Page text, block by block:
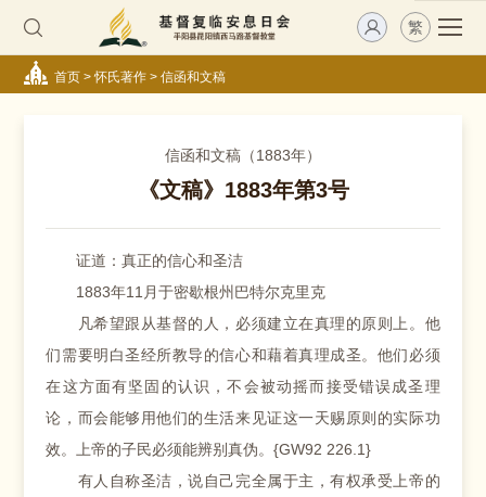
繁
首页>怀氏著作> 信函和文稿
信函和文稿（1883年）
《文稿》1883年第3号
证道：真正的信心和圣洁
1883年11月于密歇根州巴特尔克里克
凡希望跟从基督的人，必须建立在真理的原则上。他
们需要明白圣经所教导的信心和藉着真理成圣。他们必须
在这方面有坚固的认识，不会被动摇而接受错误成圣理
论，而会能够用他们的生活来见证这一天赐原则的实际功
效。上帝的子民必须能辨别真伪。{GW92 226.1}
有人自称圣洁，说自己完全属于主，有权承受上帝的